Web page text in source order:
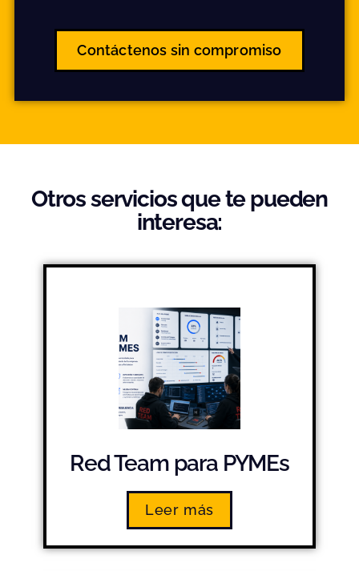
Contáctenos sin compromiso
Otros servicios que te pueden
interesa:
Red Team para PYMEs
Leer más